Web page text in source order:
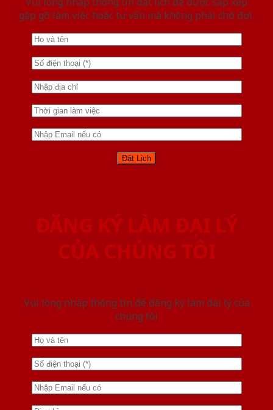
gặp gỡ làm việc hoăc tư vấn mà không phải chờ đợi.
ĐĂNG KÝ LÀM ĐẠI LÝ
CỦA CHÚNG TÔI
Vui lòng nhập thông tin để đăng ký làm đại lý của
chúng tôi